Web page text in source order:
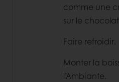
comme une
sur le
Faire refroidir.
Monter la
l’Ambiante.